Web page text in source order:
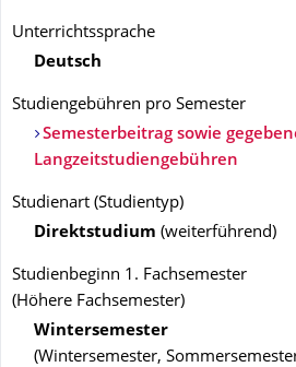
Unterrichtssprache
Deutsch
Studiengebühren pro Semester
Semesterbeitrag sowie
Langzeitstudiengebühren
Studienart (Studientyp)
Direktstudium (weiterführend)
Studienbeginn 1. Fachsemester
(Höhere Fachsemester)
Wintersemester
(Wintersemester,